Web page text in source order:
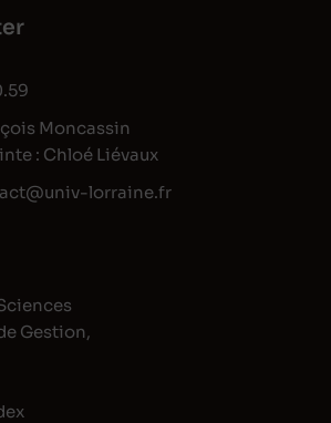
Moncassin
: Chloé Liévaux
lorraine.fr
Gestion,